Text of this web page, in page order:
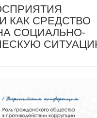
КАК СРЕДСТВО
СОЦИАЛЬНО-